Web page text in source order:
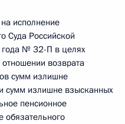
исполнение
Суда Российской
№ 32-П в целях
отношении возврата
сумм излишне
сумм излишне взысканных
пенсионное
обязательного